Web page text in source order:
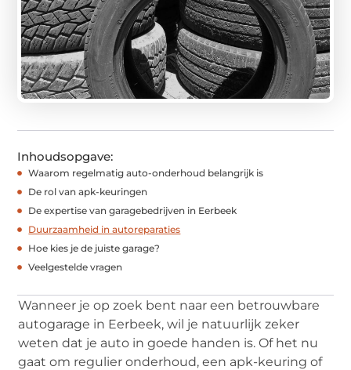
Inhoudsopgave:
Waarom regelmatig auto-onderhoud belangrijk is
De rol van apk-keuringen
De expertise van garagebedrijven in Eerbeek
Duurzaamheid in autoreparaties
Hoe kies je de juiste garage?
Veelgestelde vragen
Wanneer je op zoek bent naar een betrouwbare
autogarage in Eerbeek, wil je natuurlijk zeker
weten dat je auto in goede handen is. Of het nu
gaat om regulier onderhoud, een apk-keuring of